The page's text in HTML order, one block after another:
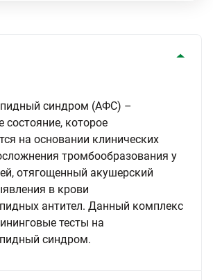
синдром (АФС) –
состояние, которое
на основании клинических
тромбообразования у
отягощенный акушерский
в крови
антител. Данный комплекс
тесты на
синдром.